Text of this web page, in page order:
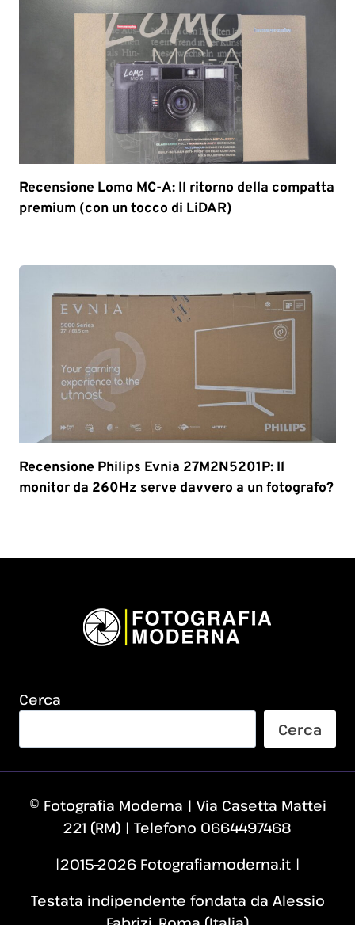
Recensione Lomo MC-A: Il ritorno della compatta
premium (con un tocco di LiDAR)
Recensione Philips Evnia 27M2N5201P: Il
monitor da 260Hz serve davvero a un fotografo?
Cerca
Cerca
© Fotografia Moderna | Via Casetta Mattei
221 (RM) | Telefono 0664497468
|2015–2026 Fotografiamoderna.it |
Testata indipendente fondata da Alessio